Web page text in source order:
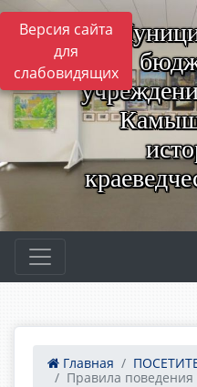
Версия сайта
для
слабовидящих
Главная
Правила поведения